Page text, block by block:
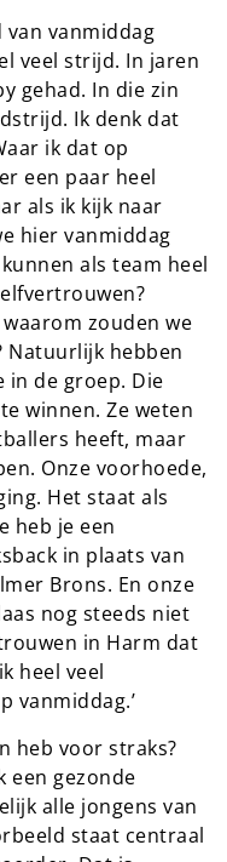
van vanmiddag
veel strijd. In jaren
gehad. In die zin
Ik denk dat
ik dat op
een paar heel
als ik kijk naar
hier vanmiddag
als team heel
zouden we
Natuurlijk hebben
in de groep. Die
winnen. Ze weten
heeft, maar
Onze voorhoede,
Het staat als
heb je een
in plaats van
Brons. En onze
nog steeds niet
in Harm dat
heel veel
vanmiddag.’
heb voor straks?
een gezonde
alle jongens van
staat centraal